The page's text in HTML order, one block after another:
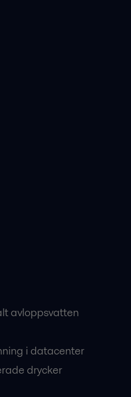
avloppsvatten
i datacenter
drycker